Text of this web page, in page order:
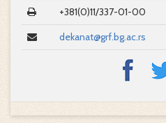
+381(0)11/337-01-00
dekanat@grf.bg.ac.rs